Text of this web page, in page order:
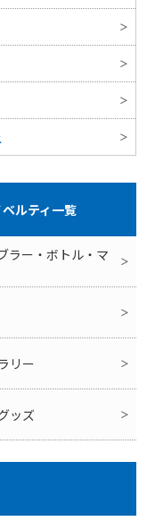
ルティ一覧
ラー・ボトル・マ
リー
ッズ